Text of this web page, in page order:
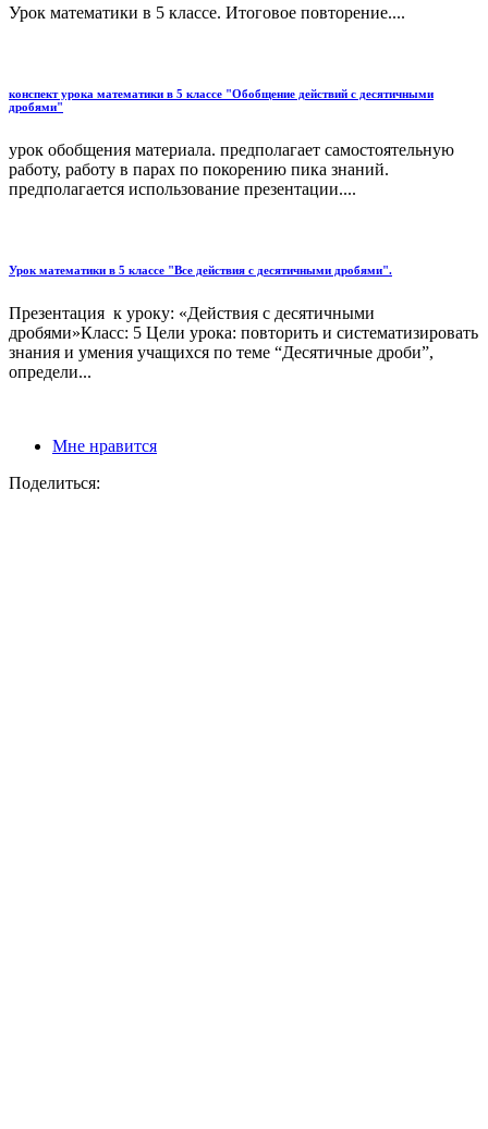
Урок математики в 5 классе. Итоговое повторение....
конспект урока математики в 5 классе "Обобщение действий с десятичными
дробями"
урок обобщения материала. предполагает самостоятельную
работу, работу в парах по покорению пика знаний.
предполагается использование презентации....
Урок математики в 5 классе "Все действия с десятичными дробями".
Презентация к уроку: «Действия с десятичными
дробями»Класс: 5 Цели урока: повторить и систематизировать
знания и умения учащихся по теме “Десятичные дроби”,
определи...
Мне нравится
Поделиться: